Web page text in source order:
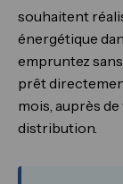
souhaitent
énergétique
empruntez
prêt
mois, auprès
distribution.